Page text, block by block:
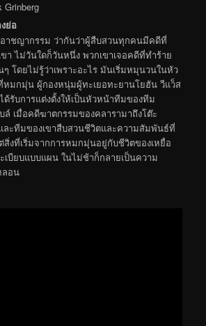
Grinberg
งย่อ
อาชญากรรม ว่ากันว่าผู้สืบสวนทุกคนมีคดีที่
า ไม่วันใดก็วันหนึ่ง พวกเขาเจอคดีที่ทำร้าย
โดยไม่รู้ว่าเพราะอะไร มันเริ่มหมุนวนในหัว
หมกมุ่น ผู้กองหนุ่มผู้ทะเยอทะยานโยฮัน วีแว็ส
ด้รับการแต่งตั้งให้เป็นหัวหน้าทีมของทีม
ล์ เมื่อคดีฆาตกรรมของคลารามาถึงโต๊ะ
ละทีมของเขาสืบสวนชีวิตและความสัมพันธ์ที่
งที่เริ่มจากการหมกมุ่นอยู่กับชีวิตของเหยื่อ
เบียบแบบแผน ในไม่ช้าก็กลายเป็นความ
ลอน